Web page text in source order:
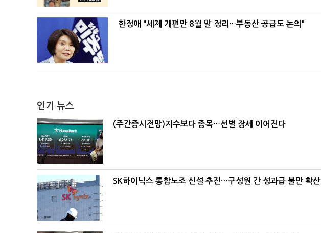
한정애 "세제 개편안 8월 말 정리…부동산 공급도 논의"
인기 뉴스
(주간증시전망)지수보다 종목…선별 장세 이어진다
SK하이닉스 통합노조 신설 추진…구성원 간 성과급 불만 확산